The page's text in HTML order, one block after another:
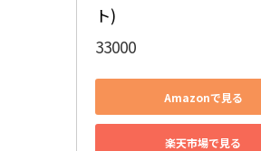
ト)
33000
Amazonで見る
楽天市場で見る